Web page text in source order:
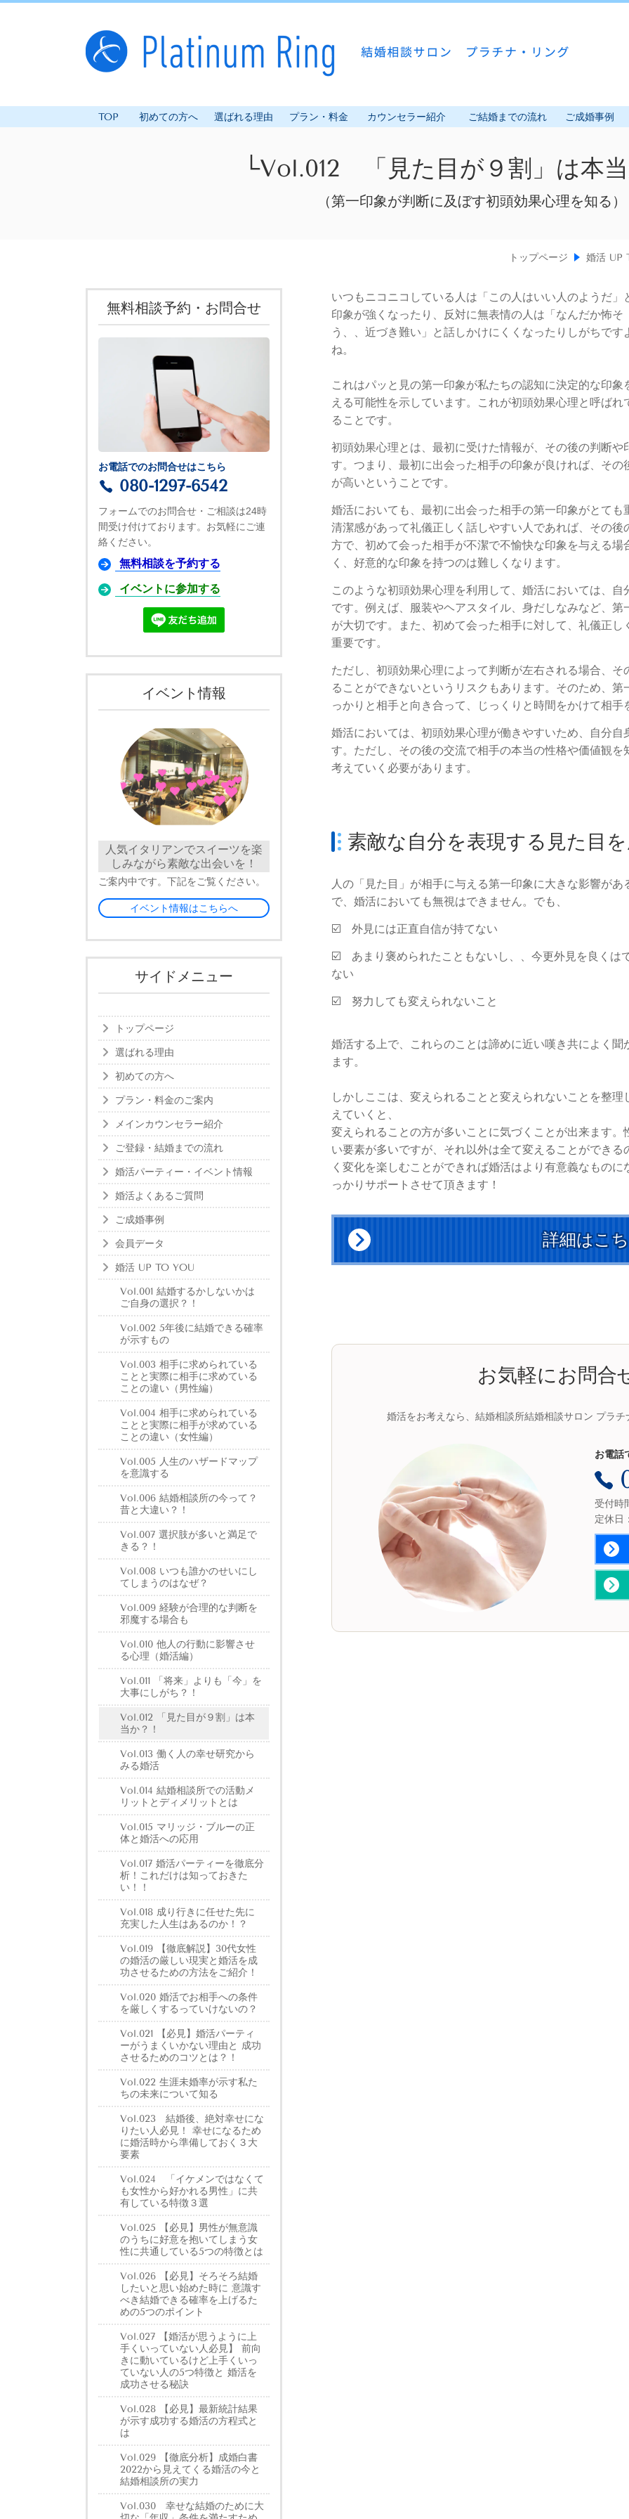
TOP 初めての方へ 選ばれる理由 プラン・料金 カウンセラー紹介 ご結婚までの流れ ご成婚事例
└Vol.012 「見た目が９割」は本当
（第一印象が判断に及ぼす初頭効果心理を知る）
トップページ 婚活 UP
いつもニコニコしている人は「この人はいい人のようだ」
印象が強くなったり、反対に無表情の人は「なんだか怖そ
う、、近づき難い」と話しかけにくくなったりしがちです
ね。
これはパッと見の第一印象が私たちの認知に決定的な印象
える可能性を示しています。これが初頭効果心理と呼ばれ
ることです。
初頭効果心理とは、最初に受けた情報が、その後の判断
す。つまり、最初に出会った相手の印象が良ければ、そ
が高いということです。
婚活においても、最初に出会った相手の第一印象がとて
清潔感があって礼儀正しく話しやすい人であれば、その
方で、初めて会った相手が不潔で不愉快な印象を与える
く、好意的な印象を持つのは難しくなります。
このような初頭効果心理を利用して、婚活においては、
です。例えば、服装やヘアスタイル、身だしなみなど、
が大切です。また、初めて会った相手に対して、礼儀正
重要です。
ただし、初頭効果心理によって判断が左右される場合、
ることができないというリスクもあります。そのため、
っかりと相手と向き合って、じっくりと時間をかけて相手
婚活においては、初頭効果心理が働きやすいため、自分
す。ただし、その後の交流で相手の本当の性格や価値観
考えていく必要があります。
素敵な自分を表現する見た目を
人の「見た目」が相手に与える第一印象に大きな影響があ
で、婚活においても無視はできません。でも、
☑️ 外見には正直自信が持てない
☑️ あまり褒められたこともないし、、今更外見を良くは
ない
☑️ 努力しても変えられないこと
婚活する上で、これらのことは諦めに近い嘆き共によく聞
ます。
しかしここは、変えられることと変えられないことを整
えていくと、
変えられることの方が多いことに気づくことが出来ます
い要素が多いですが、それ以外は全て変えることができ
く変化を楽しむことができれば婚活はより有意義なもの
っかりサポートさせて頂きます！
詳細はこ
お気軽にお問合
婚活をお考えなら、結婚相談所結婚相談サロン プラチ
お電話
受付時
定休日
無料相談予約・お問合せ
お電話でのお問合せはこちら
080-1297-6542
フォームでのお問合せ・ご相談は24時
間受け付けております。お気軽にご連
絡ください。
無料相談を予約する
イベントに参加する
イベント情報
人気イタリアンでスイーツを楽
しみながら素敵な出会いを！
ご案内中です。下記をご覧ください。
イベント情報はこちらへ
サイドメニュー
トップページ
選ばれる理由
初めての方へ
プラン・料金のご案内
メインカウンセラー紹介
ご登録・結婚までの流れ
婚活パーティー・イベント情報
婚活よくあるご質問
ご成婚事例
会員データ
婚活 UP TO YOU
Vol.001 結婚するかしないかは
ご自身の選択？！
Vol.002 5年後に結婚できる確率
が示すもの
Vol.003 相手に求められている
ことと実際に相手に求めている
ことの違い（男性編）
Vol.004 相手に求められている
ことと実際に相手が求めている
ことの違い（女性編）
Vol.005 人生のハザードマップ
を意識する
Vol.006 結婚相談所の今って？
昔と大違い？！
Vol.007 選択肢が多いと満足で
きる？！
Vol.008 いつも誰かのせいにし
てしまうのはなぜ？
Vol.009 経験が合理的な判断を
邪魔する場合も
Vol.010 他人の行動に影響させ
る心理（婚活編）
Vol.011 「将来」よりも「今」を
大事にしがち？！
Vol.012 「見た目が９割」は本
当か？！
Vol.013 働く人の幸せ研究から
みる婚活
Vol.014 結婚相談所での活動メ
リットとディメリットとは
Vol.015 マリッジ・ブルーの正
体と婚活への応用
Vol.017 婚活パーティーを徹底分
析！これだけは知っておきた
い！！
Vol.018 成り行きに任せた先に
充実した人生はあるのか！？
Vol.019 【徹底解説】30代女性
の婚活の厳しい現実と婚活を成
功させるための方法をご紹介！
Vol.020 婚活でお相手への条件
を厳しくするっていけないの？
Vol.021 【必見】婚活パーティ
ーがうまくいかない理由と 成功
させるためのコツとは？！
Vol.022 生涯未婚率が示す私た
ちの未来について知る
Vol.023 結婚後、絶対幸せにな
りたい人必見！ 幸せになるため
に婚活時から準備しておく３大
要素
Vol.024 「イケメンではなくて
も女性から好かれる男性」に共
有している特徴３選
Vol.025 【必見】男性が無意識
のうちに好意を抱いてしまう女
性に共通している5つの特徴とは
Vol.026 【必見】そろそろ結婚
したいと思い始めた時に 意識す
べき結婚できる確率を上げるた
めの5つのポイント
Vol.027 【婚活が思うように上
手くいっていない人必見】 前向
きに動いているけど上手くいっ
ていない人の5つ特徴と 婚活を
成功させる秘訣
Vol.028 【必見】最新統計結果
が示す成功する婚活の方程式と
は
Vol.029 【徹底分析】成婚白書
2022から見えてくる婚活の今と
結婚相談所の実力
Vol.030 幸せな結婚のために大